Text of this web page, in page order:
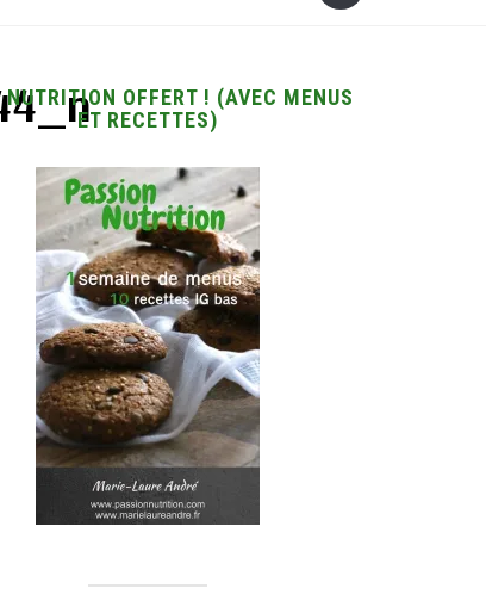
NUTRITION OFFERT ! (AVEC MENUS
ET RECETTES)